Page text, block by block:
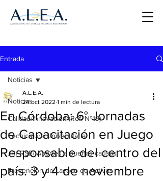
Entrada
Noticias
Calidad/Innovación (Ref. Nº19)
Tecnicatura Universitaria
JR/ RSE/ Aportes a buenas causas
Prevención de Lavado de Activos
Noticias
En Córdoba: 6° Jornadas
de Capacitación en Juego
Responsable del centro del
país. 3 y 4 de noviembre
A.L.E.A.
24 oct 2022 1 min de lectura